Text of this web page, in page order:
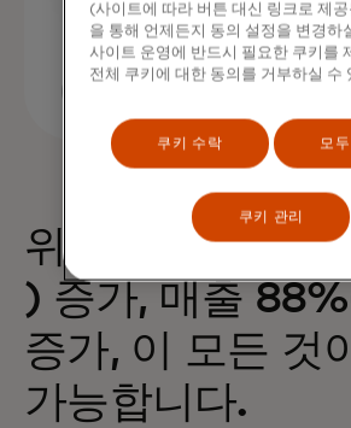
위젯 하나로 구
) 증가, 매출
증가, 이 모든 것이
가능합니다.
(사이트에 따라 버튼 대신 링크로 제
을 통해 언제든지 동의 설정을 변경하
사이트 운영에 반드시 필요한 쿠키를
전체 쿠키에 대한 동의를 거부하실 수
쿠키 수락 모
쿠키 관리